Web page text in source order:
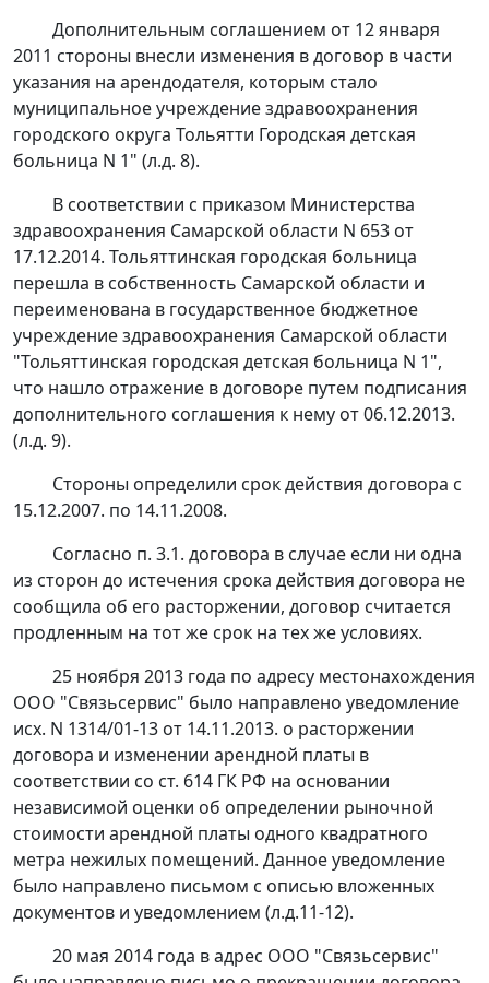
Дополнительным соглашением от 12 января
2011 стороны внесли изменения в договор в части
указания на арендодателя, которым стало
муниципальное учреждение здравоохранения
городского округа Тольятти Городская детская
больница N 1" (л.д. 8).
В соответствии с приказом Министерства
здравоохранения Самарской области N 653 от
17.12.2014. Тольяттинская городская больница
перешла в собственность Самарской области и
переименована в государственное бюджетное
учреждение здравоохранения Самарской области
"Тольяттинская городская детская больница N 1",
что нашло отражение в договоре путем подписания
дополнительного соглашения к нему от 06.12.2013.
(л.д. 9).
Стороны определили срок действия договора с
15.12.2007. по 14.11.2008.
Согласно п. 3.1. договора в случае если ни одна
из сторон до истечения срока действия договора не
сообщила об его расторжении, договор считается
продленным на тот же срок на тех же условиях.
25 ноября 2013 года по адресу местонахождения
ООО "Связьсервис" было направлено уведомление
исх. N 1314/01-13 от 14.11.2013. о расторжении
договора и изменении арендной платы в
соответствии со ст. 614 ГК РФ на основании
независимой оценки об определении рыночной
стоимости арендной платы одного квадратного
метра нежилых помещений. Данное уведомление
было направлено письмом с описью вложенных
документов и уведомлением (л.д.11-12).
20 мая 2014 года в адрес ООО "Связьсервис"